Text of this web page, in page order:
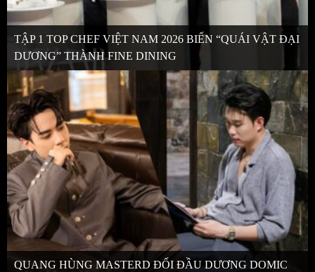
TẬP 1 TOP CHEF VIỆT NAM 2026 BIẾN “QUÁI VẬT ĐẠI
DƯƠNG” THÀNH FINE DINING
QUANG HÙNG MASTERD ĐỐI ĐẦU DƯƠNG DOMIC